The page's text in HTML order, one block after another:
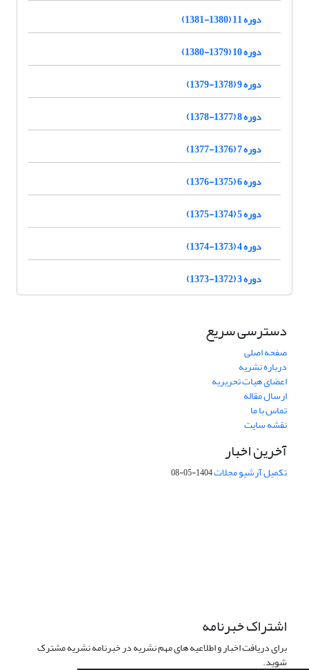
دوره 11 (1380-1381)
دوره 10 (1379-1380)
دوره 9 (1378-1379)
دوره 8 (1377-1378)
دوره 7 (1376-1377)
دوره 6 (1375-1376)
دوره 5 (1374-1375)
دوره 4 (1373-1374)
دوره 3 (1372-1373)
دسترسی سریع
صفحه اصلی
درباره نشریه
اعضای هیات تحریریه
ارسال مقاله
تماس با ما
نقشه سایت
آخرین اخبار
تکمیل آرشیو مجلات1404-05-08
اشتراک خبرنامه
برای دریافت اخبار و اطلاعیه های مهم نشریه در خبرنامه نشریه مشترک
شوید.